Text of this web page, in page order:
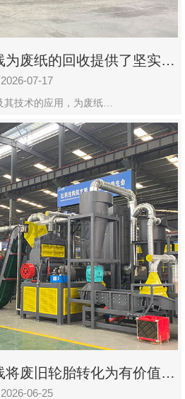
废纸的回收提供了坚实的
保障
2026-07-17
技术的应用，为废纸…
将废旧轮胎转化为有价值的
资源
2026-06-25